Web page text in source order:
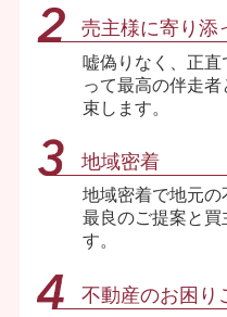
売主様に寄り添
嘘偽りなく、正直
って最高の伴走
束します。
地域密着
地域密着で地元の
最良のご提案と
す。
不動産のお困り